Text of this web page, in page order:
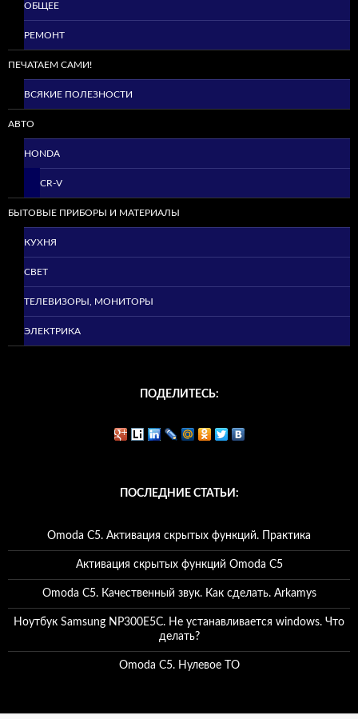
ОБЩЕЕ
РЕМОНТ
ПЕЧАТАЕМ САМИ!
ВСЯКИЕ ПОЛЕЗНОСТИ
АВТО
HONDA
CR-V
БЫТОВЫЕ ПРИБОРЫ И МАТЕРИАЛЫ
КУХНЯ
СВЕТ
ТЕЛЕВИЗОРЫ, МОНИТОРЫ
ЭЛЕКТРИКА
ПОДЕЛИТЕСЬ:
ПОСЛЕДНИЕ СТАТЬИ:
Omoda C5. Активация скрытых функций. Практика
Активация скрытых функций Omoda C5
Omoda C5. Качественный звук. Как сделать. Arkamys
Ноутбук Samsung NP300E5C. Не устанавливается windows. Что
делать?
Omoda C5. Нулевое ТО